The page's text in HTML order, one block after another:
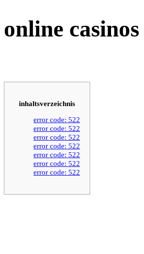
online
inhaltsverzeichnis
error code: 522
error code: 522
error code: 522
error code: 522
error code: 522
error code: 522
error code: 522